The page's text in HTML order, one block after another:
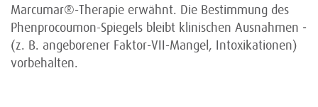
Marcumar®-Therapie erwähnt. Die Bestimmung des
Phenprocoumon-Spiegels bleibt klinischen Ausnahmen ­
(z. B. angeborener Faktor-VII-Mangel, Intoxikationen)
vorbehalten.